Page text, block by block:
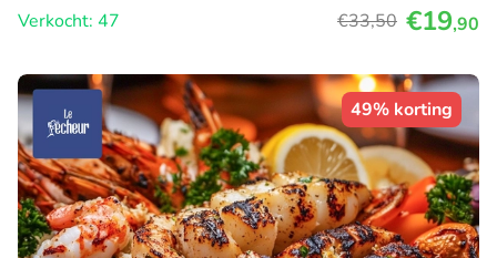
Verkocht: 47
€33,50 €19,90
49% korting